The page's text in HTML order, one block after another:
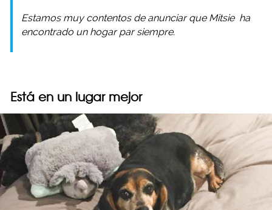
Estamos muy contentos de anunciar que Mitsie ha
encontrado un hogar par siempre.
Está en un lugar mejor